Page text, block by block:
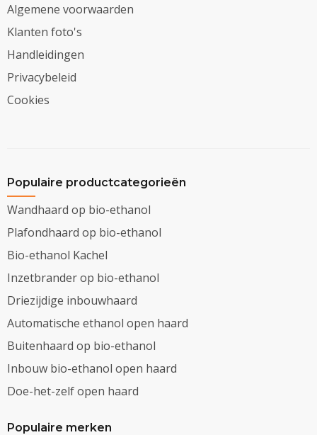
Algemene voorwaarden
Klanten foto's
Handleidingen
Privacybeleid
Cookies
Populaire productcategorieën
Wandhaard op bio-ethanol
Plafondhaard op bio-ethanol
Bio-ethanol Kachel
Inzetbrander op bio-ethanol
Driezijdige inbouwhaard
Automatische ethanol open haard
Buitenhaard op bio-ethanol
Inbouw bio-ethanol open haard
Doe-het-zelf open haard
Populaire merken